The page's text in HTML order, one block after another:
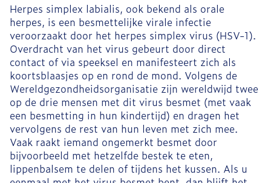
Herpes simplex labialis, ook bekend als orale
herpes, is een besmettelijke virale infectie
veroorzaakt door het herpes simplex virus (HSV-1).
Overdracht van het virus gebeurt door direct
contact of via speeksel en manifesteert zich als
koortsblaasjes op en rond de mond. Volgens de
Wereldgezondheidsorganisatie zijn wereldwijd twee
op de drie mensen met dit virus besmet (met vaak
een besmetting in hun kindertijd) en dragen het
vervolgens de rest van hun leven met zich mee.
Vaak raakt iemand ongemerkt besmet door
bijvoorbeeld met hetzelfde bestek te eten,
lippenbalsem te delen of tijdens het kussen. Als u